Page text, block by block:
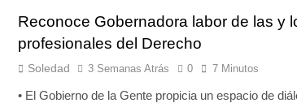
Reconoce Gobernadora labor de las y
profesionales del Derecho
Soledad 3 Semanas Atrás 0 7 Minutos
• El Gobierno de la Gente propicia un espacio de